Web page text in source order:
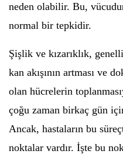
neden olabilir. Bu,
normal bir tepkidir.
Şişlik ve kızarıklık,
kan akışının artması ve
olan hücrelerin
çoğu zaman birkaç gün
Ancak, hastaların bu
noktalar vardır. İşte bu